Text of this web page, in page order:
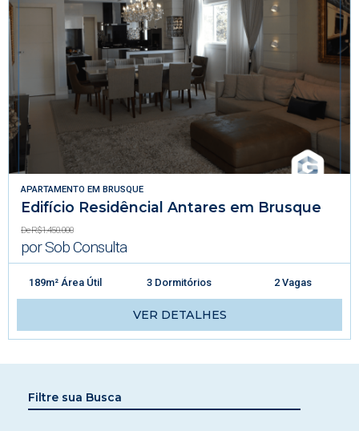
Filtre sua Busca
APARTAMENTO EM BRUSQUE
Edifício Residêncial Antares em Brusque
De R$1.450.000
por Sob Consulta
189m² Área Útil 3 Dormitórios 2 Vagas
VER DETALHES